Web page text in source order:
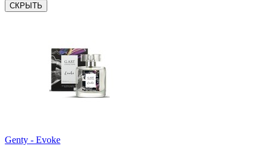
СКРЫТЬ
Genty - Evoke